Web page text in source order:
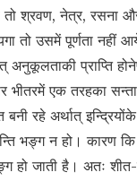
तो श्रवण, नेत्र, रसना
तो उसमें पूर्णता
अनुकूलताकी प्राप्ति
भीतरमें एक तरहका
बनी रहे अर्थात्
भङ्ग न हो। कारण
हो जाती है। अतः